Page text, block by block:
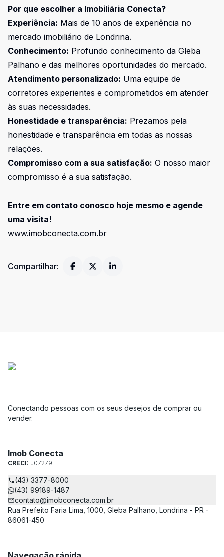
Por que escolher a Imobiliária Conecta?
Experiência: Mais de 10 anos de experiência no
mercado imobiliário de Londrina.
Conhecimento: Profundo conhecimento da Gleba
Palhano e das melhores oportunidades do mercado.
Atendimento personalizado: Uma equipe de
corretores experientes e comprometidos em atender
às suas necessidades.
Honestidade e transparência: Prezamos pela
honestidade e transparência em todas as nossas
relações.
Compromisso com a sua satisfação: O nosso maior
compromisso é a sua satisfação.
Entre em contato conosco hoje mesmo e agende
uma visita!
www.imobconecta.com.br
Compartilhar:
Conectando pessoas com os seus desejos de comprar ou
vender.
Imob Conecta
CRECI: J07279
(43) 3377-8000
(43) 99189-1487
contato@imobconecta.com.br
Rua Prefeito Faria Lima, 1000, Gleba Palhano, Londrina - PR -
86061-450